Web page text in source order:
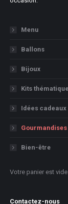
Menu
Ballons
Bijoux
Kits
Idées cadeaux
Gourmandises
Bien-être
Votre panier est vide.
Contactez-nous